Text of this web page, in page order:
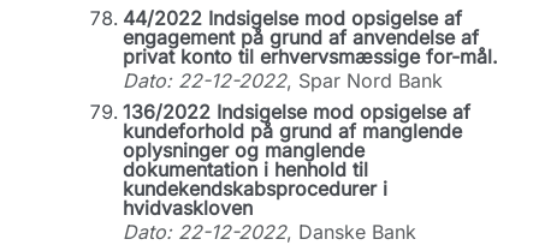
44/2022 Indsigelse mod opsigelse af
engagement på grund af anvendelse af
privat konto til erhvervsmæssige for-mål.
Dato: 22-12-2022, Spar Nord Bank
136/2022 Indsigelse mod opsigelse af
kundeforhold på grund af manglende
oplysninger og manglende
dokumentation i henhold til
kundekendskabsprocedurer i
hvidvaskloven
Dato: 22-12-2022, Danske Bank